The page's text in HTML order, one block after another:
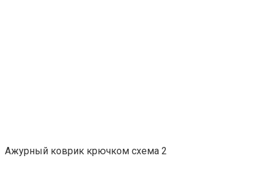
Ажурный коврик крючком схема 2